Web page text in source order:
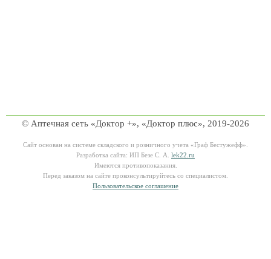
© Аптечная сеть «Доктор +», «Доктор плюс», 2019-2026
Сайт основан на системе складского и розничного учета «Граф Бестужефф».
Разработка сайта: ИП Безе С. А. lek22.ru
Имеются противопоказания.
Перед заказом на сайте проконсультируйтесь со специалистом.
Пользовательское соглашение